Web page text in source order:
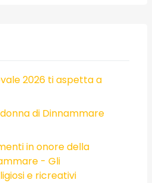
2026 ti aspetta a
di Dinnammare
in onore della
- Gli
e ricreativi